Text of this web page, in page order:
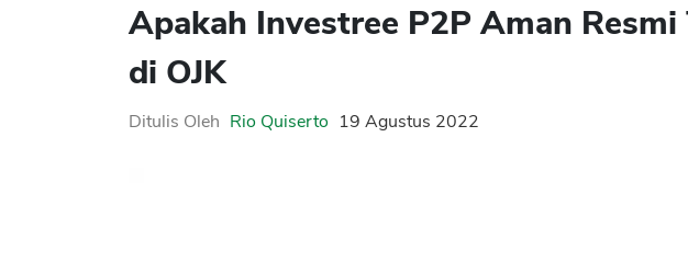
Apakah Investree P2P Aman
di OJK
Ditulis Oleh Rio Quiserto 19 Agustus 2022